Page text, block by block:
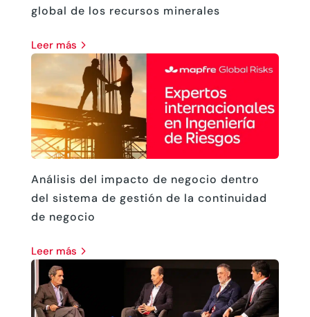
global de los recursos minerales
leer más
Análisis del impacto de negocio dentro
del sistema de gestión de la continuidad
de negocio
leer más